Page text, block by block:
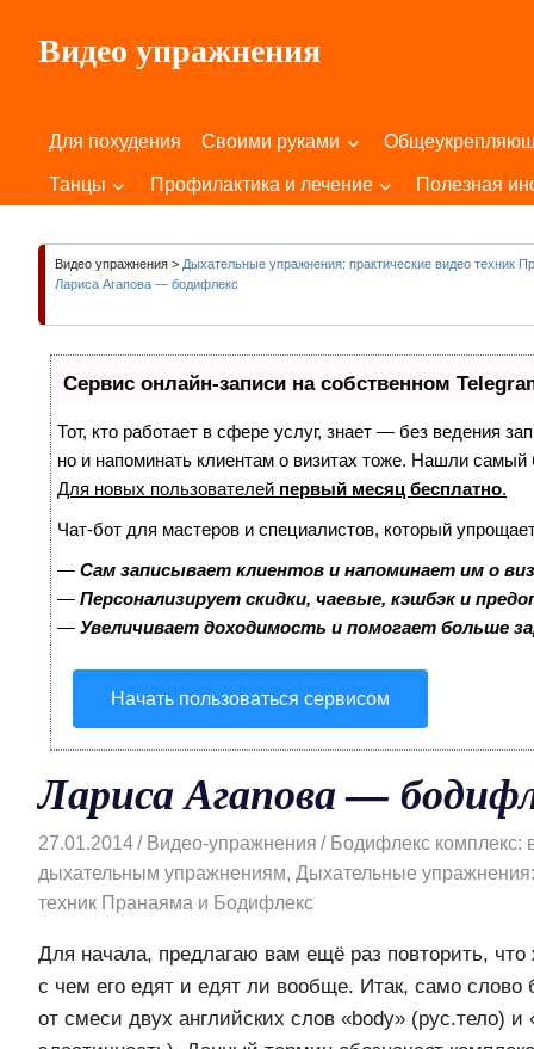
содержимому
Видео упражнения
Вашего
Для похудения Своими руками
Танцы Профилактика и лечение Полезная
Видео упражнения > Дыхательные упражнения: практические видео техник
Лариса Агапова — бодифлекс
Сервис онлайн-записи на собственном
Тот, кто работает в сфере услуг, знает — без ведения
но и напоминать клиентам о визитах тоже. Нашли
Для новых пользователей первый месяц бесплатно.
Чат-бот для мастеров и специалистов, который
— Сам записывает клиентов и напоминает им о
— Персонализирует скидки, чаевые, кэшбэк и
— Увеличивает доходимость и помогает больше
Начать пользоваться сервисом
Лариса Агапова —
27.01.2014 Видео-упражнения
Бодифлекс комплекс:
дыхательным упражнениям, Дыхательные
техник Пранаяма и Бодифлекс
Для начала, предлагаю вам ещё раз повторить,
с чем его едят и едят ли вообще. Итак, само
от смеси двух английских слов «body» (рус.тело) и